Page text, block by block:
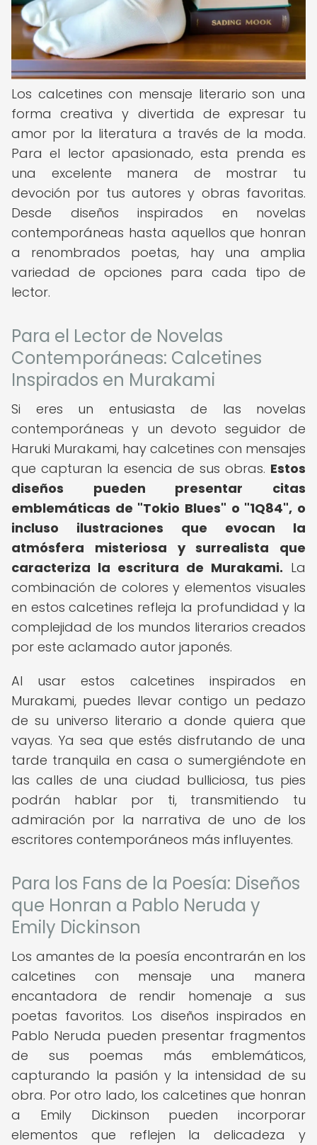
Los calcetines con mensaje literario son una
forma creativa y divertida de expresar tu
amor por la literatura a través de la moda.
Para el lector apasionado, esta prenda es
una excelente manera de mostrar tu
devoción por tus autores y obras favoritas.
Desde diseños inspirados en novelas
contemporáneas hasta aquellos que honran
a renombrados poetas, hay una amplia
variedad de opciones para cada tipo de
lector.
Para el Lector de Novelas
Contemporáneas: Calcetines
Inspirados en Murakami
Si eres un entusiasta de las novelas
contemporáneas y un devoto seguidor de
Haruki Murakami, hay calcetines con mensajes
que capturan la esencia de sus obras. Estos
diseños pueden presentar citas
emblemáticas de "Tokio Blues" o "1Q84", o
incluso ilustraciones que evocan la
atmósfera misteriosa y surrealista que
caracteriza la escritura de Murakami. La
combinación de colores y elementos visuales
en estos calcetines refleja la profundidad y la
complejidad de los mundos literarios creados
por este aclamado autor japonés.
Al usar estos calcetines inspirados en
Murakami, puedes llevar contigo un pedazo
de su universo literario a donde quiera que
vayas. Ya sea que estés disfrutando de una
tarde tranquila en casa o sumergiéndote en
las calles de una ciudad bulliciosa, tus pies
podrán hablar por ti, transmitiendo tu
admiración por la narrativa de uno de los
escritores contemporáneos más influyentes.
Para los Fans de la Poesía: Diseños
que Honran a Pablo Neruda y
Emily Dickinson
Los amantes de la poesía encontrarán en los
calcetines con mensaje una manera
encantadora de rendir homenaje a sus
poetas favoritos. Los diseños inspirados en
Pablo Neruda pueden presentar fragmentos
de sus poemas más emblemáticos,
capturando la pasión y la intensidad de su
obra. Por otro lado, los calcetines que honran
a Emily Dickinson pueden incorporar
elementos que reflejen la delicadeza y